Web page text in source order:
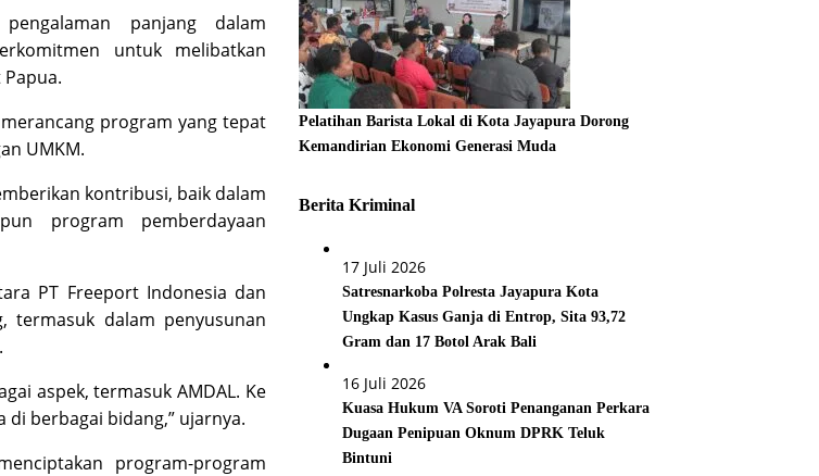
panjang dalam
untuk melibatkan
program yang tepat
UMKM.
kontribusi, baik dalam
program pemberdayaan
PT Freeport Indonesia dan
termasuk dalam penyusunan
aspek, termasuk AMDAL. Ke
berbagai bidang,” ujarnya.
program-program
Pelatihan Barista Lokal di Kota Jayapura Dorong
Kemandirian Ekonomi Generasi Muda
Berita Kriminal
17 Juli 2026
Satresnarkoba Polresta Jayapura Kota
Ungkap Kasus Ganja di Entrop, Sita 93,72
Gram dan 17 Botol Arak Bali
16 Juli 2026
Kuasa Hukum VA Soroti Penanganan Perkara
Dugaan Penipuan Oknum DPRK Teluk
Bintuni